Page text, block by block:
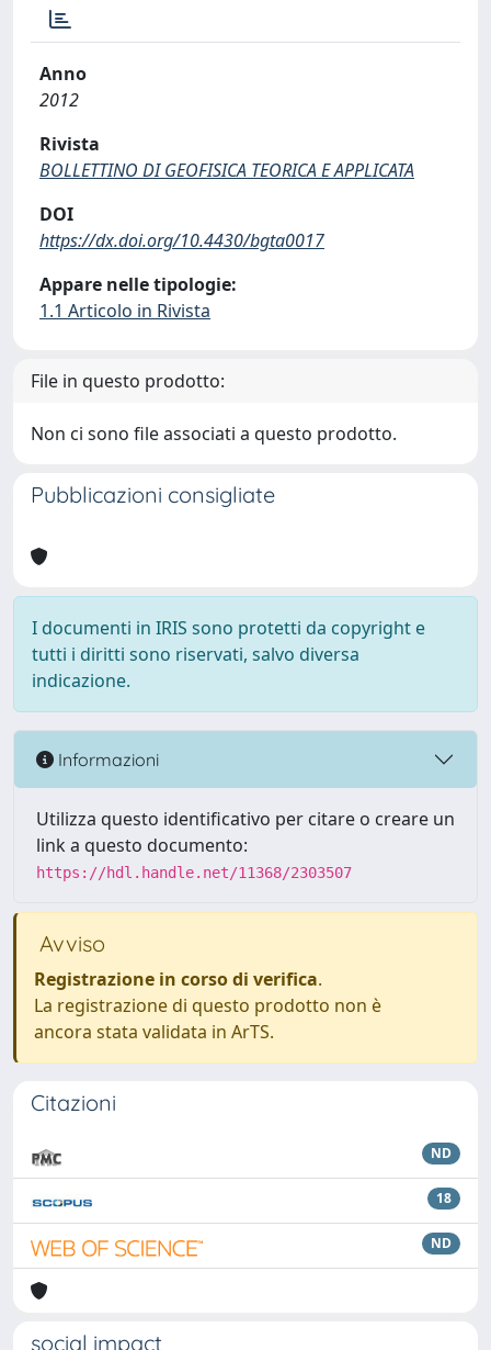
Anno
2012
Rivista
BOLLETTINO DI GEOFISICA TEORICA E APPLICATA
DOI
https://dx.doi.org/10.4430/bgta0017
Appare nelle tipologie:
1.1 Articolo in Rivista
File in questo prodotto:
Non ci sono file associati a questo prodotto.
Pubblicazioni consigliate
I documenti in IRIS sono protetti da copyright e
tutti i diritti sono riservati, salvo diversa
indicazione.
Informazioni
Utilizza questo identificativo per citare o creare un
link a questo documento:
https://hdl.handle.net/11368/2303507
Avviso
Registrazione in corso di verifica.
La registrazione di questo prodotto non è
ancora stata validata in ArTS.
Citazioni
ND
18
ND
social impact